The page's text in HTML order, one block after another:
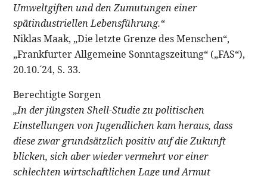
Umweltgiften und den Zumutungen einer
spätindustriellen Lebensführung.“
Niklas Maak, „Die letzte Grenze des Menschen“,
„Frankfurter Allgemeine Sonntagszeitung“ („FAS“),
20.10.´24, S. 33.
Berechtigte Sorgen
„In der jüngsten Shell-Studie zu politischen
Einstellungen von Jugendlichen kam heraus, dass
diese zwar grundsätzlich positiv auf die Zukunft
blicken, sich aber wieder vermehrt vor einer
schlechten wirtschaftlichen Lage und Armut